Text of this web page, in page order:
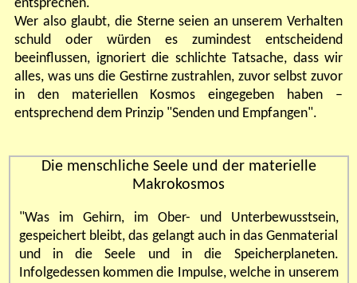
entsprechen.
Wer also glaubt, die Sterne seien an unserem Verhalten
schuld oder würden es zumindest entscheidend
beeinflussen, ignoriert die schlichte Tatsache, dass wir
alles, was uns die Gestirne zustrahlen, zuvor selbst zuvor
in den materiellen Kosmos eingegeben haben –
entsprechend dem Prinzip "Senden und Empfangen".
Die menschliche Seele und der materielle
Makrokosmos
"Was im Gehirn, im Ober- und Unterbewusstsein,
gespeichert bleibt, das gelangt auch in das Genmaterial
und in die Seele und in die Speicherplaneten.
Infolgedessen kommen die Impulse, welche in unserem